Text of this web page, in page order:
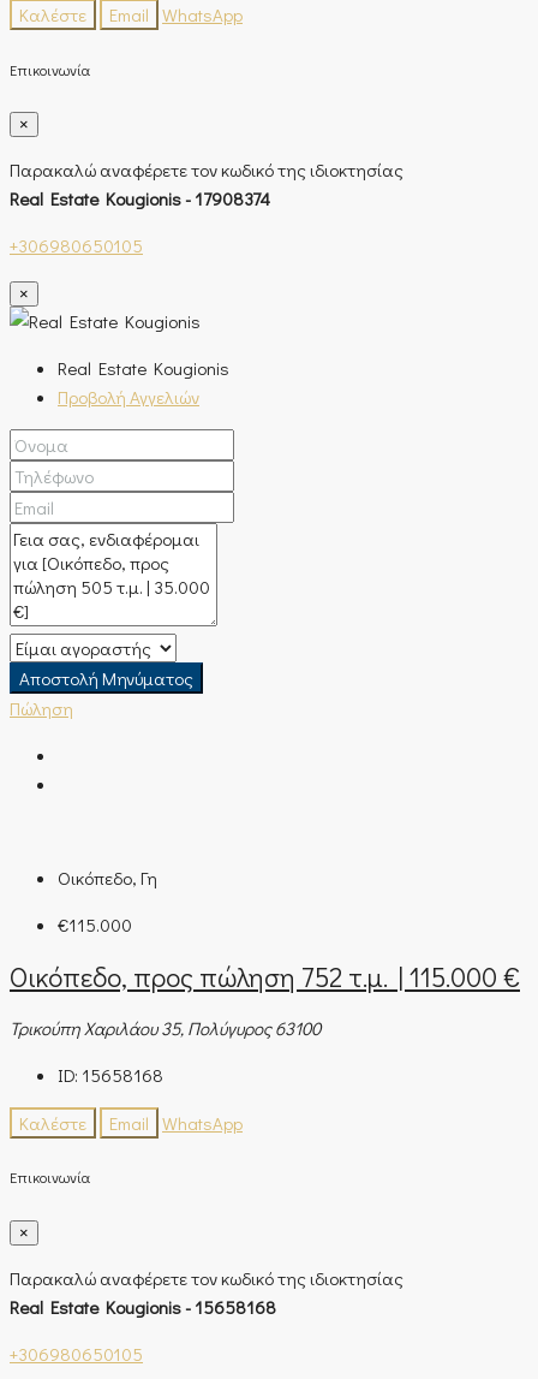
Καλέστε
Email WhatsApp
Επικοινωνία
×
Παρακαλώ αναφέρετε τον κωδικό της ιδιοκτησίας
Real Estate Kougionis - 17908374
+306980650105
×
Real Estate Kougionis
Προβολή Αγγελιών
Αποστολή Μηνύματος
Πώληση
Οικόπεδο, Γη
€115.000
Οικόπεδο, προς πώληση 752 τ.μ. | 115.000 €
Τρικούπη Χαριλάου 35, Πολύγυρος 63100
ID: 15658168
Καλέστε
Email WhatsApp
Επικοινωνία
×
Παρακαλώ αναφέρετε τον κωδικό της ιδιοκτησίας
Real Estate Kougionis - 15658168
+306980650105